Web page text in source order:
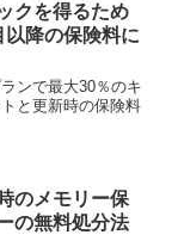
クを得るため
降の保険料に
ンで最大30％のキ
と更新時の保険料
のメモリー保
の無料処分法